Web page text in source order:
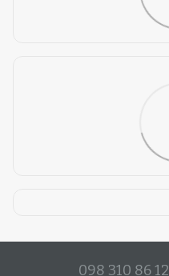
098 310 86 12